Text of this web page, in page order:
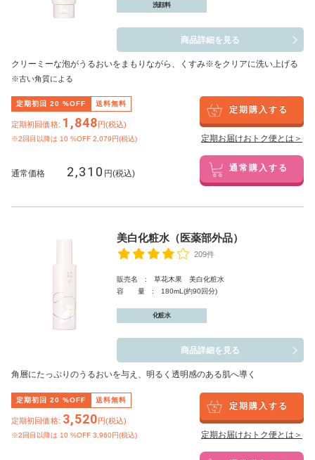
洗顔料
商品詳細を見る
クリーミーな泡がうるおいをまもりながら、くすみ※をクリアに洗い上げる
※古い角質による
定期初回 20 %OFF 送料無料
定期初回価格: 1,848円(税込)
※2回目以降は 10 %OFF 2,079円(税込)
定期購入する
定期お届けおトク便とは＞
通常価格 2,310 円(税込) 通常購入する
美白化粧水（医薬部外品）
209件
販売名 : 草花木果 美白化粧水
容 量 : 180mL(約90回分)
化粧水
商品詳細を見る
角層にたっぷりのうるおいを与え、明るく透明感のある肌へ導く
定期初回 20 %OFF 送料無料
定期初回価格: 3,520円(税込)
※2回目以降は 10 %OFF 3,960円(税込)
定期購入する
定期お届けおトク便とは＞